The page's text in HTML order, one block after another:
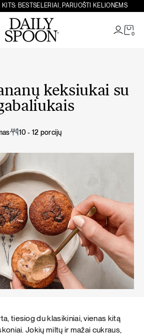
BESTSELERIAI, PARUOŠTI KELIONĖMS
0
keksiukai su
10 - 12 porcijų
tiesiog du klasikiniai, vienas kitą
Jokių miltų ir mažai cukraus,